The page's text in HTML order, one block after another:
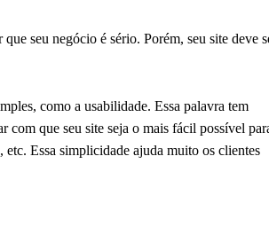
seu negócio é sério. Porém, seu site deve
como a usabilidade. Essa palavra tem
que seu site seja o mais fácil possível
etc. Essa simplicidade ajuda muito os clientes